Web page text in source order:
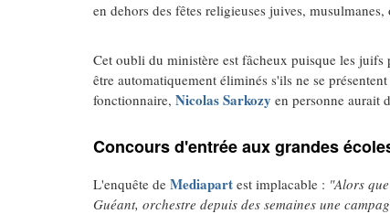
en dehors des fêtes religieuses juives,
Cet oubli du ministère est fâcheux puisque les
être automatiquement éliminés s'ils ne se
fonctionnaire, Nicolas Sarkozy en personne aurait
Concours d'entrée aux grandes
L'enquête de Mediapart est implacable : "Alors
Guéant, orchestre depuis des semaines une